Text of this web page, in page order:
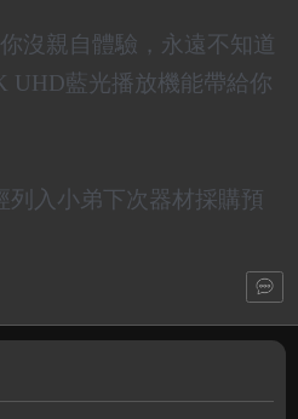
沒親自體驗，永遠不知道
UHD藍光播放機能帶給你
列入小弟下次器材採購預